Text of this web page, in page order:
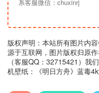
系客服微信：chuxinrj
版权声明：本站所有图片内
源于互联网，图片版权归原
（客服QQ：32715421）我
机壁纸：《明日方舟》蓝毒